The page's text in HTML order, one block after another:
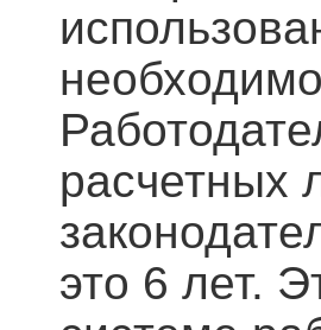
расчетных
это 6 лет.